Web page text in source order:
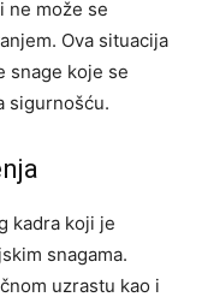
ne može se
Ova situacija
snage koje se
sigurnošću.
kadra koji je
snagama.
uzrastu kao i